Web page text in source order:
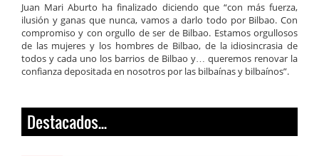
Juan Mari Aburto ha finalizado diciendo que “con más fuerza,
ilusión y ganas que nunca, vamos a darlo todo por Bilbao. Con
compromiso y con orgullo de ser de Bilbao. Estamos orgullosos
de las mujeres y los hombres de Bilbao, de la idiosincrasia de
todos y cada uno los barrios de Bilbao y… queremos renovar la
confianza depositada en nosotros por las bilbaínas y bilbaínos”.
Destacados...